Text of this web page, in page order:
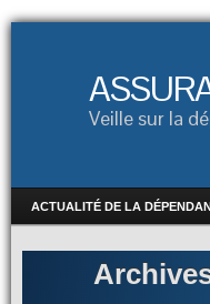
Veille sur la
ACTUALITÉ DE LA